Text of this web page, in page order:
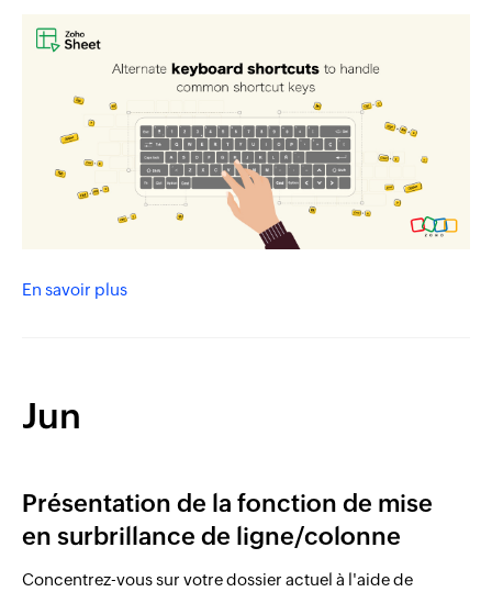
En savoir plus
Jun
Présentation de la fonction de mise
en surbrillance de ligne/colonne
Concentrez-vous sur votre dossier actuel à l'aide de